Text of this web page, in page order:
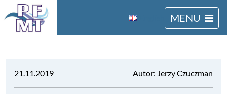
MENU
21.11.2019 Autor: Jerzy Czuczman